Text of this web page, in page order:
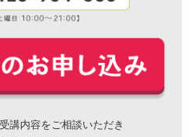
講内容をご相談いただき